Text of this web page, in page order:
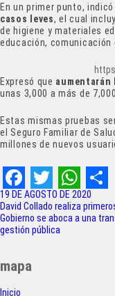
En un primer punto, indicó
casos leves, el cual
de higiene y materiales
educación, comunicación
Expresó que aumentarán
unas 3,000 a más de
Estas mismas pruebas
el Seguro Familiar de
millones de nuevos
F
a
c
e
b
T
w
i
t
W
h
S
h
19 DE AGOSTO DE 2020
Navegación
de
David Collado realiza
Gobierno se aboca a una
gestión pública
mapa
Inicio